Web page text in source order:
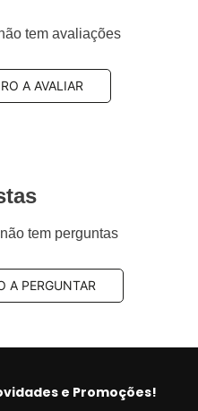
tem avaliações
A AVALIAR
tem perguntas
A PERGUNTAR
e Promoções!